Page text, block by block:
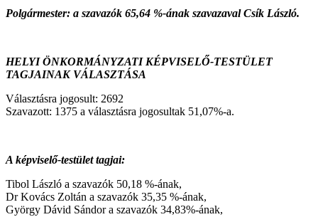
Polgármester: a szavazók 65,64 %-ának szavazaval Csík László.
HELYI ÖNKORMÁNYZATI KÉPVISELŐ-TESTÜLET
TAGJAINAK VÁLASZTÁSA
Választásra jogosult: 2692
Szavazott: 1375 a választásra jogosultak 51,07%-a.
A képviselő-testület tagjai:
Tibol László a szavazók 50,18 %-ának,
Dr Kovács Zoltán a szavazók 35,35 %-ának,
György Dávid Sándor a szavazók 34,83%-ának,